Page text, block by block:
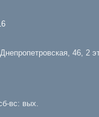
46, 2
вс: вых.